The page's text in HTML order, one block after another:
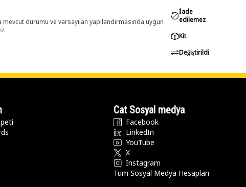
durumu ve varsayılan yapılandırmasında uygun
İade
edilemez
Kit
Değiştirildi
Cat Sosyal medya
Facebook
LinkedIn
YouTube
X
Instagram
Tüm Sosyal Medya Hesapları